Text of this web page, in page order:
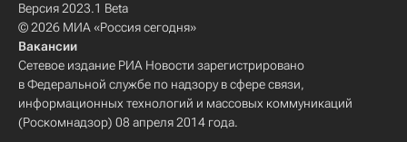
Версия 2023.1 Beta
© 2026 МИА «Россия сегодня»
Вакансии
Сетевое издание РИА Новости зарегистрировано
в Федеральной службе по надзору в сфере связи,
информационных технологий и массовых коммуникаций
(Роскомнадзор) 08 апреля 2014 года.